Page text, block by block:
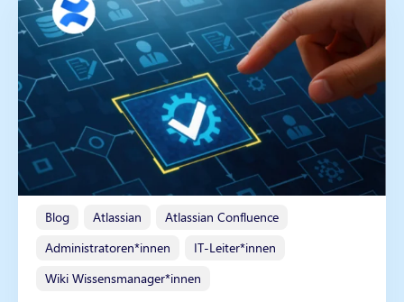
Blog Atlassian
Atlassian Confluence
Administratoren*innen
IT-Leiter*innen
Wiki Wissensmanager*innen